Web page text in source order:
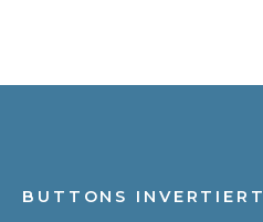
BUTTONS INVERTIERT